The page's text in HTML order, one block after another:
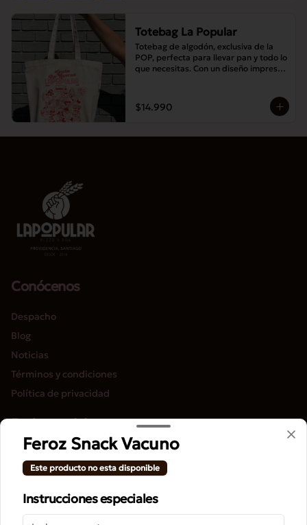
Totebag La Popular
Totebag de algodón, exclusiva de la
POP, perfecta para llevar pan y todo lo
que necesitas. Con un diseño impreso
$14.990
Conócenos
Despacho
Blog
Noticias
Términos y condiciones
Política de privacidad
Redes sociales
Instagram
Facebook
Mi cuenta
Feroz Snack Vacuno
Este producto no esta disponible
Instrucciones especiales